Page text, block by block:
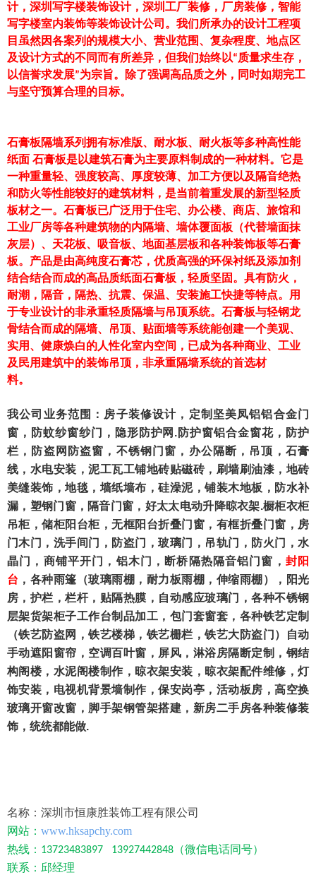
计，深圳写字楼装饰设计，深圳工厂装修，厂房装修，智能
写字楼室内装饰等装饰设计公司。我们所承办的设计工程项
目虽然因各案列的规模大小、营业范围、复杂程度、地点区
及设计方式的不同而有所差异，但我们始终以“质量求生存，
以信誉求发展”为宗旨。除了强调高品质之外，同时如期完工
与坚守预算合理的目标。
石膏板隔墙系列拥有标准版、耐水板、耐火板等多种高性能
纸面 石膏板是以建筑石膏为主要原料制成的一种材料。它是
一种重量轻、强度较高、厚度较薄、加工方便以及隔音绝热
和防火等性能较好的建筑材料，是当前着重发展的新型轻质
板材之一。石膏板已广泛用于住宅、办公楼、商店、旅馆和
工业厂房等各种建筑物的内隔墙、墙体覆面板（代替墙面抹
灰层）、天花板、吸音板、地面基层板和各种装饰板等石膏
板。产品是由高纯度石膏芯，优质高强的环保衬纸及添加剂
结合结合而成的高品质纸面石膏板，轻质坚固。具有防火，
耐潮，隔音，隔热、抗震、保温、安装施工快捷等特点。用
于专业设计的非承重轻质隔墙与吊顶系统。石膏板与轻钢龙
骨结合而成的隔墙、吊顶、贴面墙等系统能创建一个美观、
实用、健康焕白的人性化室内空间，已成为各种商业、工业
及民用建筑中的装饰吊顶，非承重隔墙系统的首选材
料。
我公司业务范围：房子装修设计，定制坚美凤铝铝合金门
窗，防蚊纱窗纱门，隐形防护网 . 防护窗铝合金窗花，防护
栏，防盗网防盗窗，不锈钢门窗，办公隔断，吊顶，石膏
线，水电安装，泥工瓦工铺地砖贴磁砖，刷墙刷油漆，地砖
美缝装饰，地毯，墙纸墙布，硅澡泥，铺装木地板，防水补
漏，塑钢门窗，隔音门窗，好太太电动升降晾衣架.橱柜衣柜
吊柜，储柜阳台柜，无框阳台折叠门窗，有框折叠门窗，房
门木门，洗手间门，防盗门，玻璃门，吊轨门，防火门，水
晶门，商铺平开门，铝木门，断桥隔热隔音铝门窗， 封阳
台 ，各种雨篷（玻璃雨棚，耐力板雨棚，伸缩雨棚），阳光
房，护栏，栏杆，贴隔热膜，自动感应玻璃门，各种不锈钢
层架货架柜子工作台制品加工，包门套窗套，各种铁艺定制
（铁艺防盗网，铁艺楼梯，铁艺栅栏，铁艺大防盗门）自动
手动遮阳窗帘，空调百叶窗，屏风，淋浴房隔断定制，钢结
构阁楼，水泥阁楼制作，晾衣架安装，晾衣架配件维修，灯
饰安装，电视机背景墙制作，保安岗亭，活动板房，高空换
玻璃开窗改窗，脚手架钢管架搭建，新房二手房各种装修装
饰，统统都能做.
名称：深圳市恒康胜装饰工程有限公司
网站： www.hksapchy.com
热线： 13723483897 13927442848 （微信电话同号）
联系：邱经理